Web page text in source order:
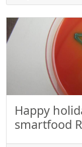
Happy
smartfood